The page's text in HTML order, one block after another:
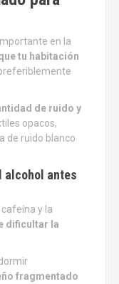
en la
tu habitación
de ruido y
opacos,
de ruido blanco
alcohol antes
y la
dificultar la
fragmentado